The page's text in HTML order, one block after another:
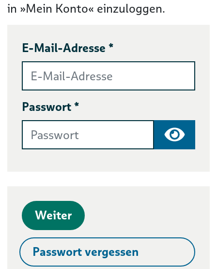
in »Mein Konto« einzuloggen.
E-Mail-Adresse *
Passwort *
Weiter
Passwort vergessen